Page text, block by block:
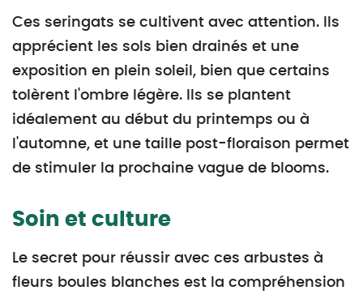
Ces seringats se cultivent avec attention. Ils
apprécient les sols bien drainés et une
exposition en plein soleil, bien que certains
tolèrent l'ombre légère. Ils se plantent
idéalement au début du printemps ou à
l'automne, et une taille post-floraison permet
de stimuler la prochaine vague de blooms.
Soin et culture
Le secret pour réussir avec ces arbustes à
fleurs boules blanches est la compréhension